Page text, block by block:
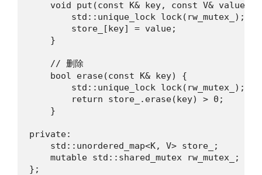
    void put(const K& key, const V& value) {
        std::unique_lock lock(rw_mutex_);
        store_[key] = value;
    }
    // 删除
    bool erase(const K& key) {
        std::unique_lock lock(rw_mutex_);
        return store_.erase(key) > 0;
    }
private:
    std::unordered_map<K, V> store_;
    mutable std::shared_mutex rw_mutex_;
};